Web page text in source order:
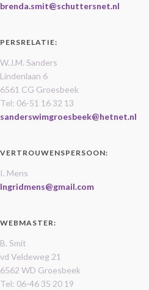
brenda.smit@schuttersnet.nl
PERSRELATIE:
W.J.M. Sanders
Lindenlaan 6
6561 CG Groesbeek
Tel: 06-51 16 32 13
sanderswimgroesbeek@hetnet.nl
VERTROUWENSPERSOON:
I. Mens
Ingridmens@gmail.com
WEBMASTER:
B. Smit
vd Veldeweg 21
6562 WD Groesbeek
Tel: 06-46 35 20 19